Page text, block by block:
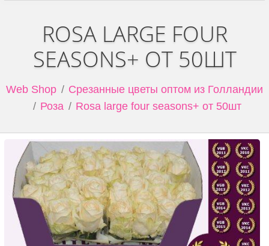
ROSA LARGE FOUR
SEASONS+ ОТ 50ШТ
Web Shop
Срезанные цветы оптом из Голландии
Роза
Rosa large four seasons+ от 50шт